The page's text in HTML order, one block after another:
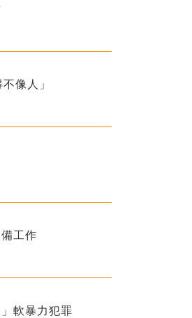
像人」
工作
軟暴力犯罪